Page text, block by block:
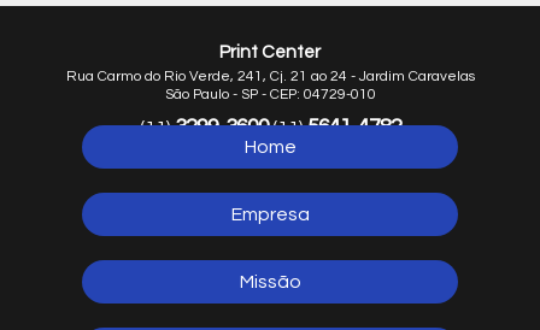
Print Center
Rua Carmo do Rio Verde, 241, Cj. 21 ao 24 - Jardim Caravelas
São Paulo - SP - CEP: 04729-010
(11)3299-3600(11)5641-4782
5641-1254
Home
Empresa
Missão